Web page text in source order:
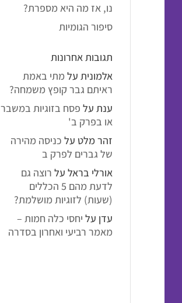
נו, אז מה היא מספרת?
סיפור הגומיות
תגובות אחרונות
אלמונית על מתי באמת
ראיתם גבר קופץ משמחה?
ענת על פסח בזוגיות במשבר
או בפרק ב'
זהר מלט על כניסה מהירה
של גברים לפרק ב
אורלי בראל על רוצה גם
לדעת מהם 5 הכללים
(שעות) לזוגיות מושלמת?
עדן על יחסי כלה חמות –
מאמר רביעי ואחרון בסדרה